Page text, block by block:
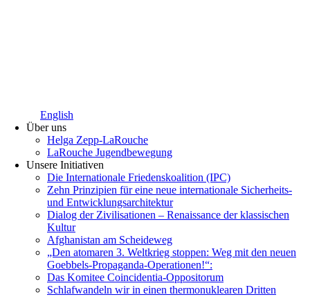
English
Über uns
Helga Zepp-LaRouche
LaRouche Jugendbewegung
Unsere Initiativen
Die Internationale Friedenskoalition (IPC)
­Zehn Prinzipien für eine neue internationale Sicherheits-
und Entwicklungsarchitektur
Dialog der Zivilisationen – Renaissance der klassischen
Kultur
Afghanistan am Scheideweg
„Den atomaren 3. Weltkrieg stoppen: Weg mit den neuen
Goebbels-Propaganda-Operationen!“:
Das Komitee Coincidentia-Oppositorum
Schlafwandeln wir in einen thermonuklearen Dritten